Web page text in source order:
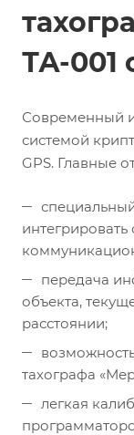
ТА-001
Современный
системой
GPS. Главные
передача
объекта,
расстоянии;
тахографа
легкая